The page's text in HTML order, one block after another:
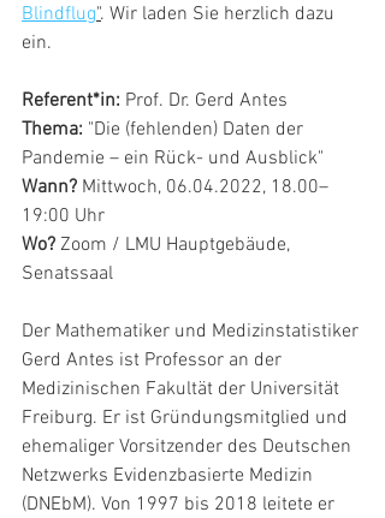
Blindflug". Wir laden Sie herzlich dazu
ein.
Referent*in: Prof. Dr. Gerd Antes
Thema: "Die (fehlenden) Daten der
Pandemie – ein Rück- und Ausblick"
Wann? Mittwoch, 06.04.2022, 18.00–
19:00 Uhr
Wo? Zoom / LMU Hauptgebäude,
Senatssaal
Der Mathematiker und Medizinstatistiker
Gerd Antes ist Professor an der
Medizinischen Fakultät der Universität
Freiburg. Er ist Gründungsmitglied und
ehemaliger Vorsitzender des Deutschen
Netzwerks Evidenzbasierte Medizin
(DNEbM). Von 1997 bis 2018 leitete er